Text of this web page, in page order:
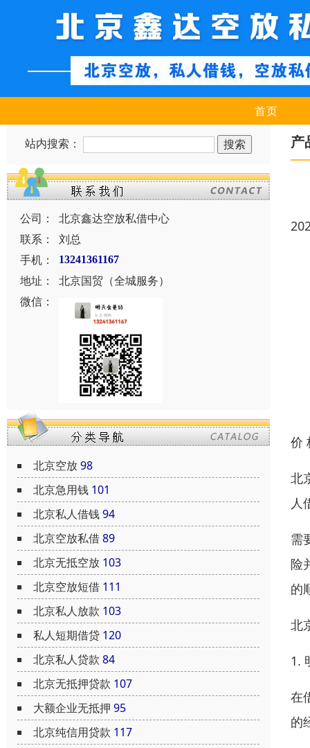
首页
站内搜索：
公司：
北京鑫达空放私借中心
联系：
刘总
手机：
13241361167
地址：
北京国贸（全城服务）
微信：
北京空放98
北京急用钱 101
北京私人借钱94
北京空放私借89
北京无抵空放 103
北京空放短借 111
北京私人放款 103
私人短期借贷 120
北京私人贷款 84
北京无抵押贷款 107
大额企业无抵押 95
北京纯信用贷款 117
产
价
北
人
需
险
的
北
1.
在
的